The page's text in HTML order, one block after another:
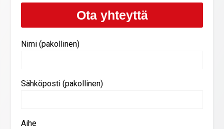
Ota yhteyttä
Nimi (pakollinen)
Sähköposti (pakollinen)
Aihe